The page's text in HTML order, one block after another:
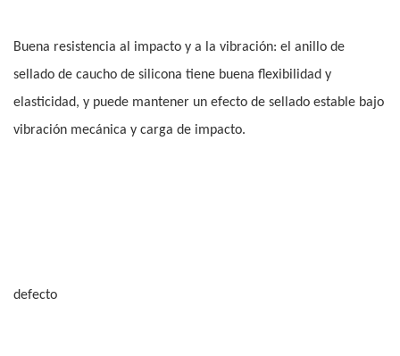
Buena resistencia al impacto y a la vibración: el anillo de
sellado de caucho de silicona tiene buena flexibilidad y
elasticidad, y puede mantener un efecto de sellado estable bajo
vibración mecánica y carga de impacto.
defecto